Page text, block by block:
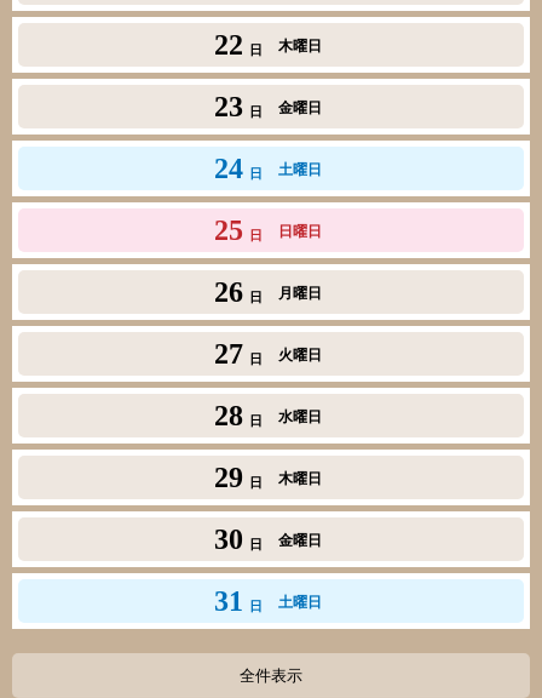
22 日 木曜日
23 日 金曜日
24 日 土曜日
25 日 日曜日
26 日 月曜日
27 日 火曜日
28 日 水曜日
29 日 木曜日
30 日 金曜日
31 日 土曜日
全件表示